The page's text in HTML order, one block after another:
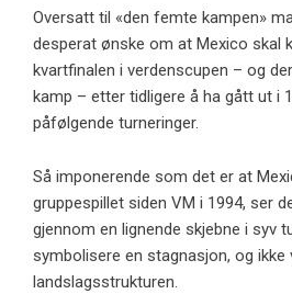
Oversatt til «den femte kampen»
desperat ønske om at Mexico skal
kvartfinalen i verdenscupen – og
kamp – etter tidligere å ha gått ut i
påfølgende turneringer.
Så imponerende som det er at
gruppespillet siden VM i 1994, ser
gjennom en lignende skjebne i syv
symbolisere en stagnasjon, og ikke
landslagsstrukturen.